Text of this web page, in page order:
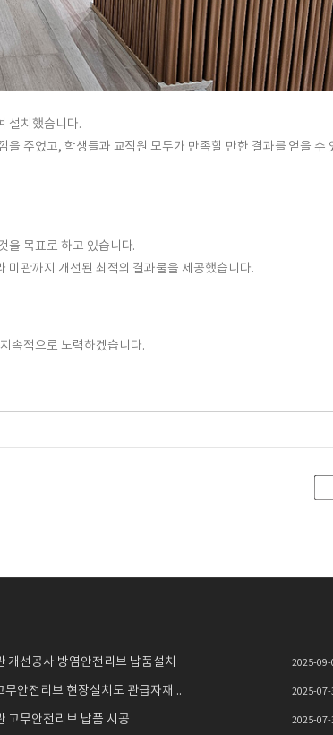
설치했습니다.
을 주었고, 학생들과 교직원 모두가 만족할 만한 결과를 얻을 수
을 목표로 하고 있습니다.
미관까지 개선된 최적의 결과물을 제공했습니다.
속적으로 노력하겠습니다.
개선공사 방염안전리브 납품설치 2025-09-
무안전리브 현장설치도 관급자재 .. 2025-07-
고무안전리브 납품 시공 2025-07-